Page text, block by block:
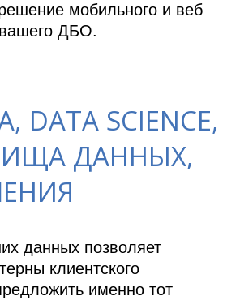
мобильного и веб
ДБО.
DATA SCIENCE,
ДАННЫХ,
данных позволяет
клиентского
именно тот